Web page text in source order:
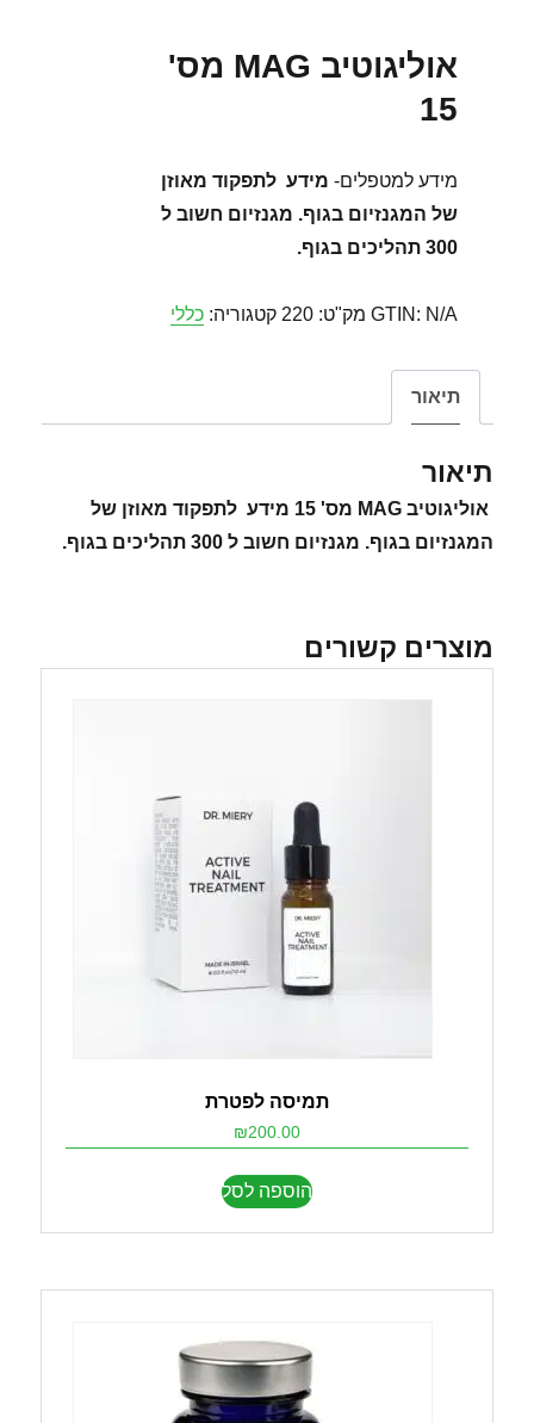
אוליגוטיב MAG מס'
15
מידע למטפלים- מידע לתפקוד מאוזן
של המגנזיום בגוף. מגנזיום חשוב ל
300 תהליכים בגוף.
GTIN: N/A מק"ט: 220 קטגוריה: כללי
תיאור
תיאור
אוליגוטיב MAG מס' 15 מידע לתפקוד מאוזן של
המגנזיום בגוף. מגנזיום חשוב ל 300 תהליכים בגוף.
מוצרים קשורים
תמיסה לפטרת
₪200.00
הוספה לסל